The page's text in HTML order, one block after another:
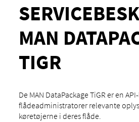
MAN
TIGR
De MAN DataPackage TiGR er en
flådeadministratorer relevante
køretøjerne i deres flåde.